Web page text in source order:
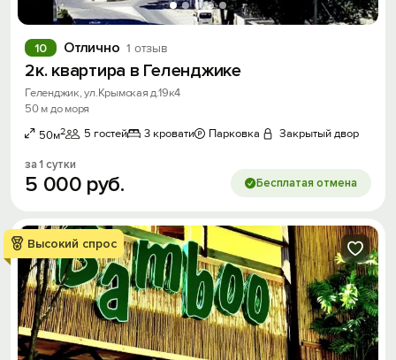
Отлично 1 отзыв
10
2к. квартира в Геленджике
Геленджик, ул.Крымская д.19к4
50 м до моря
50м2 5 гостей 3 кровати Парковка Закрытый двор
за 1 сутки
5 000 руб. Бесплатая отмена
Высокий спрос